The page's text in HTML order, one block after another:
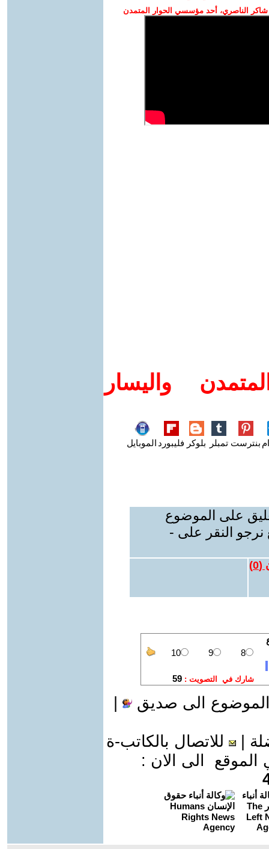
الناصري، أحد مؤسسي الحوار المتمدن
واليسار
بنترست تمبلر بلوكر فليبورد الموبايل
على الموضوع
نرجو النقر على -
(
0
)
الى صديق
للاتصال بالكاتب-ة
الى الان :